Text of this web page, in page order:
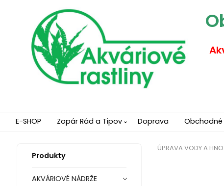
E-SHOP Zopár Rád a Tipov Doprava
Produkty
AKVÁRIOVÉ NÁDRŽE
ÚPRAVA VODY A